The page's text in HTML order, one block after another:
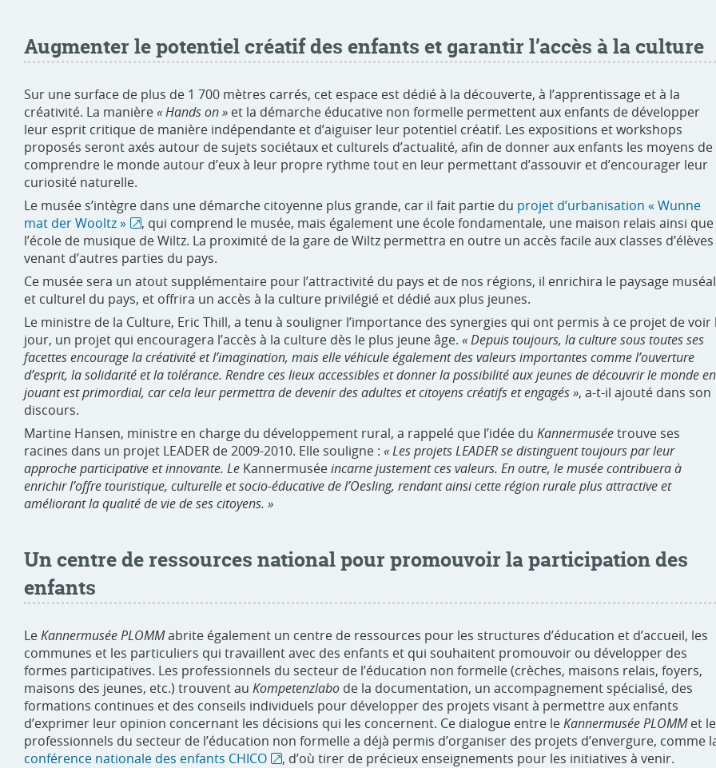
Augmenter le potentiel créatif des enfants et garantir l’accès à la culture
Sur une surface de plus de 1 700 mètres carrés, cet espace est dédié à la découverte, à l’apprentissage et à la
créativité. La manière« Hands on » et la démarche éducative non formelle permettent aux enfants de développer
leur esprit critique de manière indépendante et d’aiguiser leur potentiel créatif. Les expositions et workshops
proposés seront axés autour de sujets sociétaux et culturels d’actualité, afin de donner aux enfants les moyens de
comprendre le monde autour d’eux à leur propre rythme tout en leur permettant d’assouvir et d’encourager leur
curiosité naturelle.
Le musée s’intègre dans une démarche citoyenne plus grande, car il fait partie du projet d’urbanisation « Wunne
mat der Wooltz »
, qui comprend le musée, mais également une école fondamentale, une maison relais ainsi que
l’école de musique de Wiltz. La proximité de la gare de Wiltz permettra en outre un accès facile aux classes d’élèves
venant d’autres parties du pays.
Ce musée sera un atout supplémentaire pour l’attractivité du pays et de nos régions, il enrichira le paysage muséal
et culturel du pays, et offrira un accès à la culture privilégié et dédié aux plus jeunes.
Le ministre de la Culture, Eric Thill, a tenu à souligner l’importance des synergies qui ont permis à ce projet de voir
jour, un projet qui encouragera l’accès à la culture dès le plus jeune âge. « Depuis toujours, la culture sous toutes ses
facettes encourage la créativité et l’imagination, mais elle véhicule également des valeurs importantes comme l’ouverture
d’esprit, la solidarité et la tolérance. Rendre ces lieux accessibles et donner la possibilité aux jeunes de découvrir le monde en
jouant est primordial, car cela leur permettra de devenir des adultes et citoyens créatifs et engagés », a-t-il ajouté dans son
discours.
Martine Hansen, ministre en charge du développement rural, a rappelé que l’idée du Kannermuséetrouve ses
racines dans un projet LEADER de 2009-2010. Elle souligne : « Les projets LEADER se distinguent toujours par leur
approche participative et innovante. Le Kannermuséeincarne justement ces valeurs. En outre, le musée contribuera à
enrichir l’offre touristique, culturelle et socio-éducative de l’Oesling, rendant ainsi cette région rurale plus attractive et
améliorant la qualité de vie de ses citoyens. »
Un centre de ressources national pour promouvoir la participation des
enfants
LeKannermusée PLOMMabrite également un centre de ressources pour les structures d’éducation et d’accueil, les
communes et les particuliers qui travaillent avec des enfants et qui souhaitent promouvoir ou développer des
formes participatives. Les professionnels du secteur de l’éducation non formelle (crèches, maisons relais, foyers,
maisons des jeunes, etc.) trouvent au Kompetenzlabo de la documentation, un accompagnement spécialisé, des
formations continues et des conseils individuels pour développer des projets visant à permettre aux enfants
d’exprimer leur opinion concernant les décisions qui les concernent. Ce dialogue entre leKannermusée PLOMMet
professionnels du secteur de l’éducation non formelle a déjà permis d’organiser des projets d’envergure, comme
conférence nationale des enfants CHICO
, d’où tirer de précieux enseignements pour les initiatives à venir.